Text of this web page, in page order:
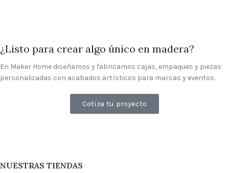
¿Listo para crear algo único en madera?
En Maker Home diseñamos y fabricamos cajas, empaques y piezas
personalizadas con acabados artísticos para marcas y eventos.
Cotiza tu proyecto
NUESTRAS TIENDAS